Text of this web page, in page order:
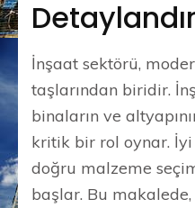
İnşaat sektörü,
taşlarından biridir.
binaların ve
kritik bir rol oynar.
doğru malzeme
başlar. Bu